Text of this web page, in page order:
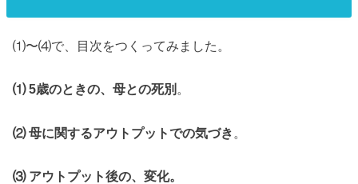
⑴〜⑷で、目次をつくってみました。
⑴ 5歳のときの、母との死別 。
⑵ 母に関するアウトプットでの気づき
⑶ アウトプット後の、変化。